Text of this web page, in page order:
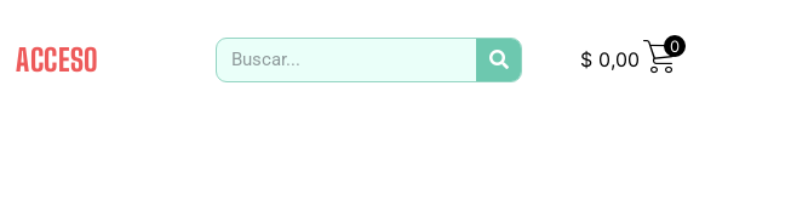
ACCESO $0,00
0